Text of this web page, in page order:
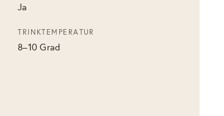
Ja
TRINKTEMPERATUR
8–10 Grad